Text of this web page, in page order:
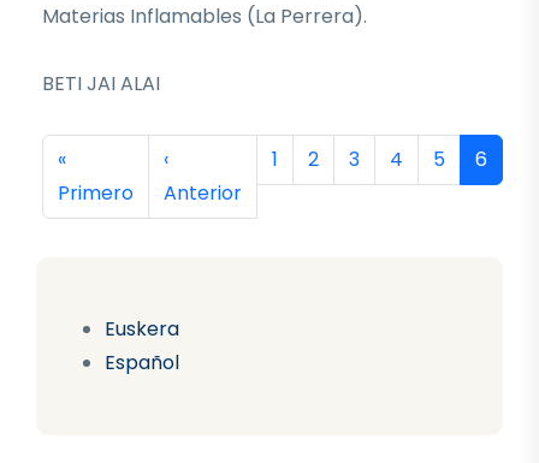
Euskera
Español
Materias Inflamables (La Perrera).
BETI JAI ALAI
Paginación
Primera página
«
Primero
Página anterior
‹
Anterior
Página
1 Página
2 Página
3 Página
4 Página
5 6